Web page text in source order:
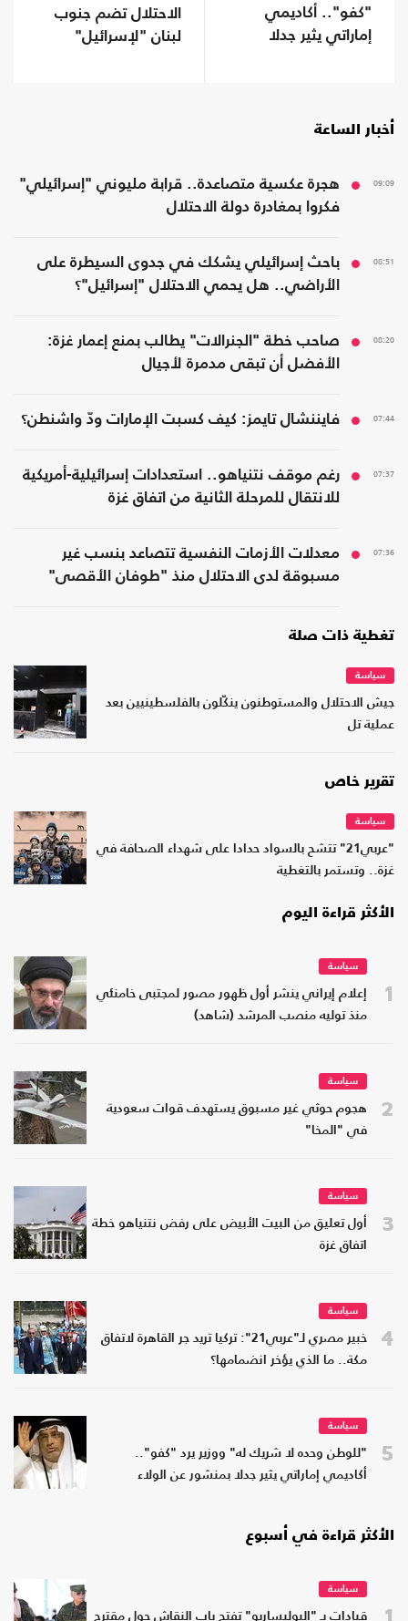
"كفو".. أكاديمي
إماراتي يثير جدلا
الاحتلال تضم جنوب
لبنان "لإسرائيل"
أخبار الساعة
09:09
هجرة عكسية متصاعدة.. قرابة مليوني "إسرائيلي"
فكروا بمغادرة دولة الاحتلال
08:51
باحث إسرائيلي يشكك في جدوى السيطرة على
الأراضي.. هل يحمي الاحتلال "إسرائيل"؟
08:20
صاحب خطة "الجنرالات" يطالب بمنع إعمار غزة:
الأفضل أن تبقى مدمرة لأجيال
07:44 فايننشال تايمز: كيف كسبت الإمارات ودّ واشنطن؟
07:37
رغم موقف نتنياهو.. استعدادات إسرائيلية-أمريكية
للانتقال للمرحلة الثانية من اتفاق غزة
07:36
معدلات الأزمات النفسية تتصاعد بنسب غير
مسبوقة لدى الاحتلال منذ "طوفان الأقصى"
تغطية ذات صلة
سياسة
جيش الاحتلال والمستوطنون ينكّلون بالفلسطينيين بعد
عملية تل
تقرير خاص
سياسة
"عربي21" تتشح بالسواد حدادا على شهداء الصحافة في
غزة.. وتستمر بالتغطية
الأكثر قراءة اليوم
1
سياسة
إعلام إيراني ينشر أول ظهور مصور لمجتبى خامنئي
منذ توليه منصب المرشد (شاهد)
2
سياسة
هجوم حوثي غير مسبوق يستهدف قوات سعودية
في "المخا"
3
سياسة
أول تعليق من البيت الأبيض على رفض نتنياهو خطة
اتفاق غزة
4
سياسة
خبير مصري لـ"عربي21": تركيا تريد جر القاهرة لاتفاق
مكة.. ما الذي يؤخر انضمامها؟
5
سياسة
"للوطن وحده لا شريك له" ووزير يرد "كفو"..
أكاديمي إماراتي يثير جدلا بمنشور عن الولاء
الأكثر قراءة في أسبوع
1
سياسة
قيادات بـ "البوليساريو" تفتح باب النقاش حول مقترح